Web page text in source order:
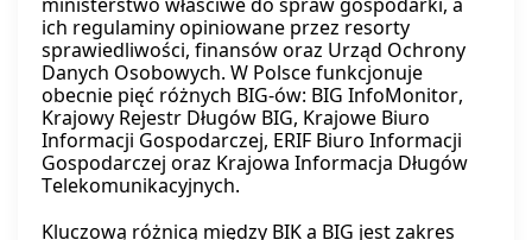
ich regulaminy opiniowane przez resorty
sprawiedliwości, finansów oraz Urząd Ochrony
Danych Osobowych. W Polsce funkcjonuje
obecnie pięć różnych BIG-ów: BIG InfoMonitor,
Krajowy Rejestr Długów BIG, Krajowe Biuro
Informacji Gospodarczej, ERIF Biuro Informacji
Gospodarczej oraz Krajowa Informacja Długów
Telekomunikacyjnych.
Kluczową różnicą między BIK a BIG jest zakres